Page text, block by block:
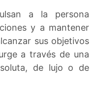
a la persona
y a mantener
sus objetivos
a través de una
de lujo o de